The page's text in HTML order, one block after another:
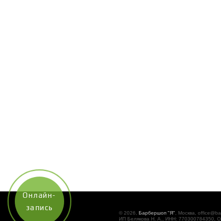
© 2026, Барбершоп "Я" , Москва,
ИП Белякова Н. А., ИНН: 770300784350,
Онлайн-
запись